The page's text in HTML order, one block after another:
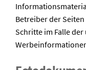
Betreiber der
Schritte im Falle